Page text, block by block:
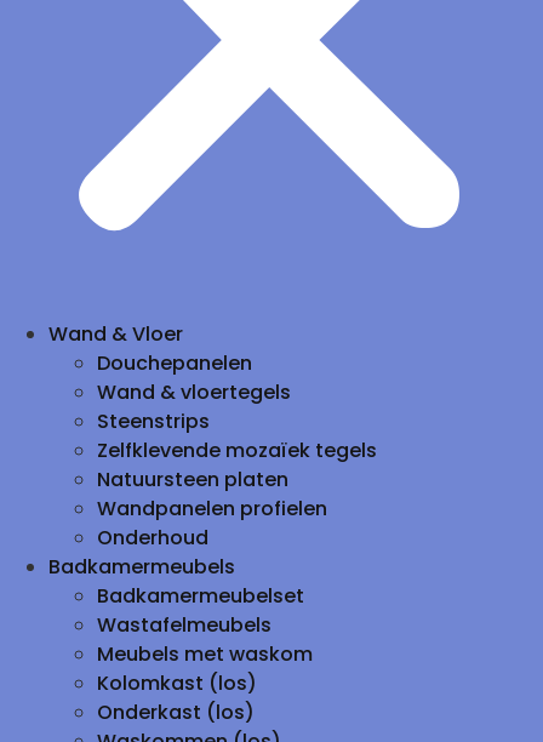
Wand & Vloer
Douchepanelen
Wand & vloertegels
Steenstrips
Zelfklevende mozaïek tegels
Natuursteen platen
Wandpanelen profielen
Onderhoud
Badkamermeubels
Badkamermeubelset
Wastafelmeubels
Meubels met waskom
Kolomkast (los)
Onderkast (los)